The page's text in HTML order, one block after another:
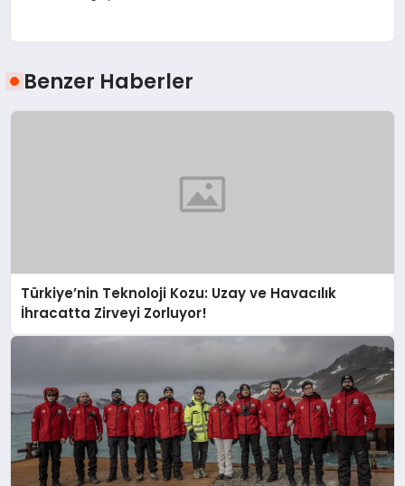
Benzer Haberler
Türkiye’nin Teknoloji Kozu: Uzay ve Havacılık
İhracatta Zirveyi Zorluyor!